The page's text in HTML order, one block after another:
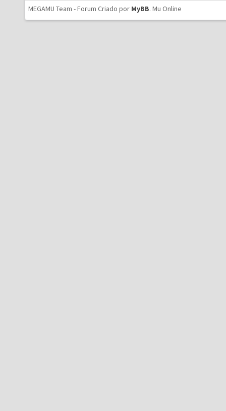
MEGAMU Team - Forum Criado por MyBB. Mu Online